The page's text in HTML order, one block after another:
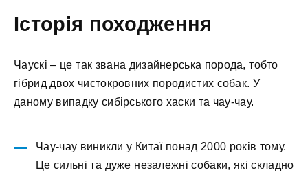
Історія походження
Чаускі – це так звана дизайнерська порода, тобто
гібрид двох чистокровних породистих собак. У
даному випадку cибірського хаски та чау-чау.
Чау-чау виникли у Китаї понад 2000 років тому.
Це сильні та дуже незалежні собаки, які складно